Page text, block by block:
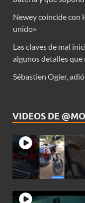
Newey coincide con
unido»
Las claves de mal
algunos detalles que
Sébastien Ogier,
VIDEOS DE